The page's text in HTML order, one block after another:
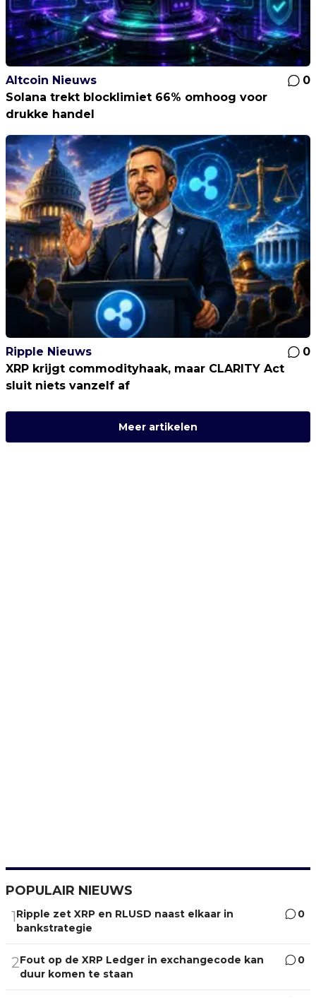
Altcoin Nieuws
0
Solana trekt blocklimiet 66% omhoog voor
drukke handel
Ripple Nieuws
0
XRP krijgt commodityhaak, maar CLARITY Act
sluit niets vanzelf af
Meer artikelen
POPULAIR NIEUWS
1Ripple zet XRP en RLUSD naast elkaar in
bankstrategie
0
2Fout op de XRP Ledger in exchangecode kan
duur komen te staan
0